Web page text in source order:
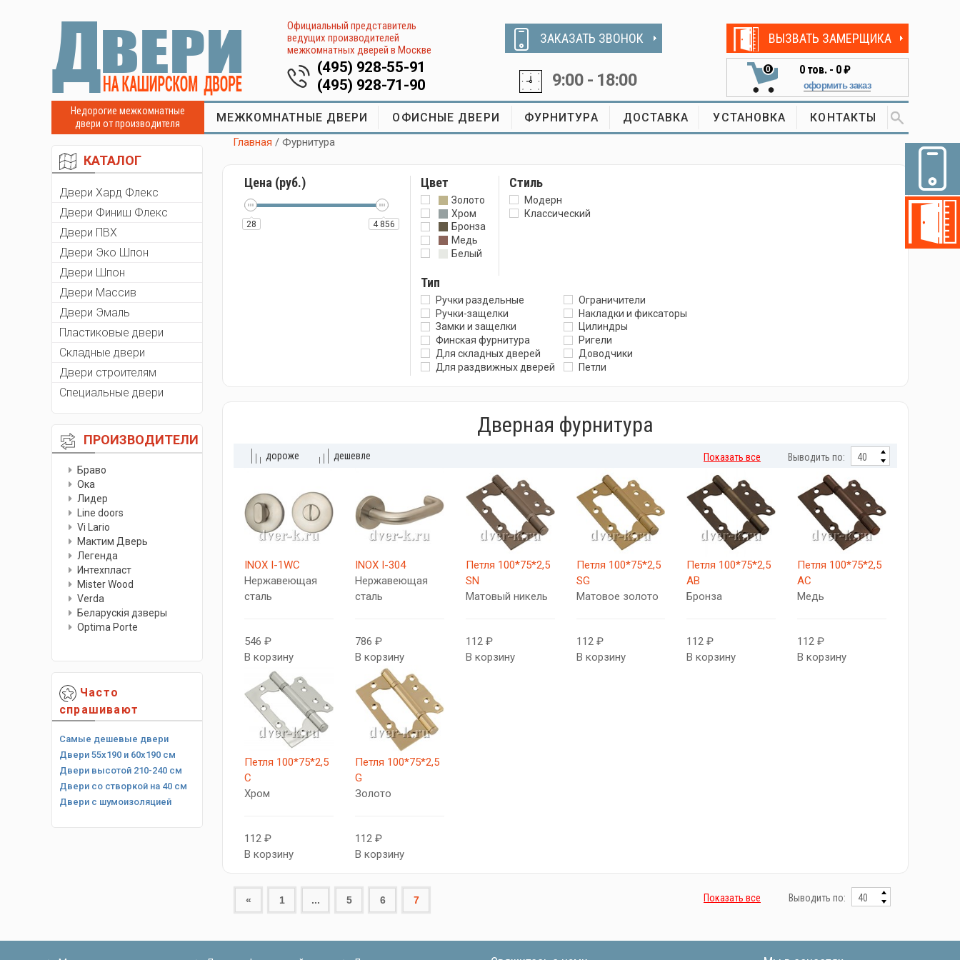
Официальный представитель
ведущих производителей
межкомнатных дверей в Москве
(495) 928-55-91
(495) 928-71-90
ЗАКАЗАТЬ ЗВОНОК
9:00 - 18:00
ВЫЗВАТЬ ЗАМЕРЩИКА
0 0тов. - 0 ₽
оформить заказ
Недорогие межкомнатные
двери от производителя
МЕЖКОМНАТНЫЕ ДВЕРИ ОФИСНЫЕ ДВЕРИ ФУРНИТУРА ДОСТАВКА УСТАНОВКА КОНТАКТЫ
КАТАЛОГ
Двери Хард Флекс
Двери Финиш Флекс
Двери ПВХ
Двери Эко Шпон
Двери Шпон
Двери Массив
Двери Эмаль
Пластиковые двери
Складные двери
Двери строителям
Специальные двери
ПРОИЗВОДИТЕЛИ
Браво
Ока
Лидер
Line doors
Vi Lario
Мактим Дверь
Легенда
Интехпласт
Мister Wood
Verda
Беларускiя дзверы
Optima Porte
Часто
спрашивают
Самые дешевые двери
Двери 55х190 и 60х190 см
Двери высотой 210-240 см
Двери со створкой на 40 см
Двери с шумоизоляцией
Главная / Фурнитура
Цена (руб.)
28 4 856
Цвет
Золото
Хром
Бронза
Медь
Белый
Стиль
Модерн
Классический
Тип
Ручки раздельные
Ручки-защелки
Замки и защелки
Финская фурнитура
Для складных дверей
Для раздвижных дверей
Ограничители
Накладки и фиксаторы
Цилиндры
Ригели
Доводчики
Петли
Дверная фурнитура
дороже дешевле Показать все Выводить по:
INOX I-1WC
Нержавеющая
сталь
546 ₽
В корзину
INOX I-304
Нержавеющая
сталь
786 ₽
В корзину
Петля 100*75*2,5
SN
Матовый никель
112 ₽
В корзину
Петля 100*75*2,5
SG
Матовое золото
112 ₽
В корзину
Петля 100*75*2,5
AB
Бронза
112 ₽
В корзину
Петля 100*75*2,5
АC
Медь
112 ₽
В корзину
Петля 100*75*2,5
C
Хром
112 ₽
В корзину
Петля 100*75*2,5
G
Золото
112 ₽
В корзину
« 1 ... 5 6 7 Показать все Выводить по: